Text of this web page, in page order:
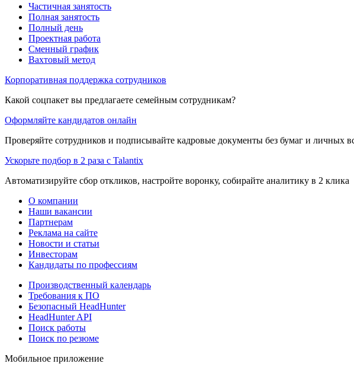
Частичная занятость
Полная занятость
Полный день
Проектная работа
Сменный график
Вахтовый метод
Корпоративная поддержка сотрудников
Какой соцпакет вы предлагаете семейным сотрудникам?
Оформляйте кандидатов онлайн
Проверяйте сотрудников и подписывайте кадровые документы без бумаг и личных
Ускорьте подбор в 2 раза с Talantix
Автоматизируйте сбор откликов, настройте воронку, собирайте аналитику в 2 клика
О компании
Наши вакансии
Партнерам
Реклама на сайте
Новости и статьи
Инвесторам
Кандидаты по профессиям
Производственный календарь
Требования к ПО
Безопасный HeadHunter
HeadHunter API
Поиск работы
Поиск по резюме
Мобильное приложение